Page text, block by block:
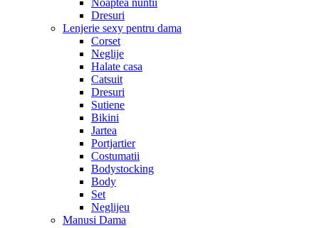
Noaptea nuntii
Dresuri
Lenjerie sexy pentru dama
Corset
Neglije
Halate casa
Catsuit
Dresuri
Sutiene
Bikini
Jartea
Portjartier
Costumatii
Bodystocking
Body
Set
Neglijeu
Manusi Dama